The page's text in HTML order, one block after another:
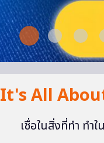
It's All
เชื่อในสิ่งที่ทำ ทำ